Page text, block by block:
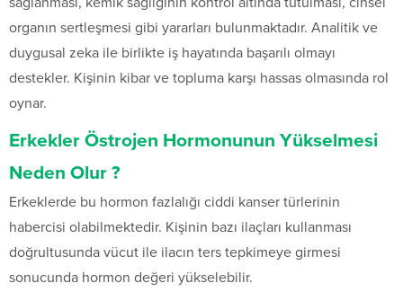
organın sertleşmesi gibi yararları bulunmaktadır. Analitik ve
duygusal zeka ile birlikte iş hayatında başarılı olmayı
destekler. Kişinin kibar ve topluma karşı hassas olmasında rol
oynar.
Erkekler Östrojen Hormonunun Yükselmesi
Neden Olur ?
Erkeklerde bu hormon fazlalığı ciddi kanser türlerinin
habercisi olabilmektedir. Kişinin bazı ilaçları kullanması
doğrultusunda vücut ile ilacın ters tepkimeye girmesi
sonucunda hormon değeri yükselebilir.